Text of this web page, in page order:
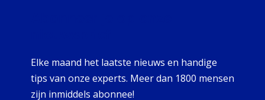
Elke maand het laatste nieuws en handige
tips van onze experts. Meer dan 1800 mensen
zijn inmiddels abonnee!